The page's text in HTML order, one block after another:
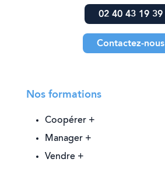
02 40 43 19 39
Contactez-nous
Nos formations
Coopérer +
Manager +
Vendre +